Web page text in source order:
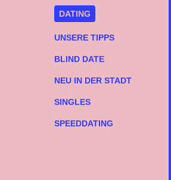
DATING
UNSERE TIPPS
BLIND DATE
NEU IN DER STADT
SINGLES
SPEEDDATING